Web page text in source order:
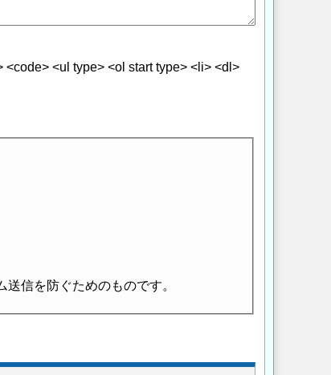
<ul type> <ol start type> <li> <dl>
信を防ぐためのものです。